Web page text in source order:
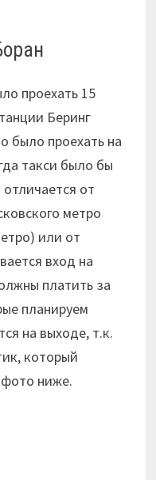
проехать 15
Беринг
было проехать на
такси было бы
от
метро
или от
вход на
платить за
планируем
на выходе, т.к.
который
фото ниже.